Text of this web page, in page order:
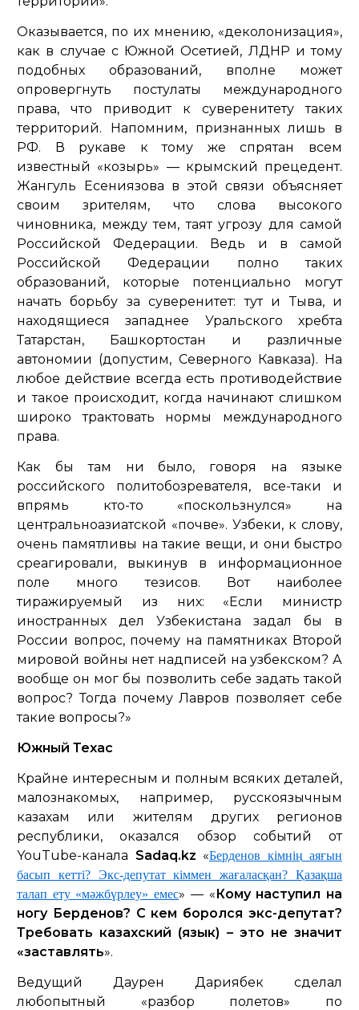
Оказывается, по их мнению, «деколонизация»,
как в случае с Южной Осетией, ЛДНР и тому
подобных образований, вполне может
опровергнуть постулаты международного
права, что приводит к суверенитету таких
территорий. Напомним, признанных лишь в
РФ. В рукаве к тому же спрятан всем
известный «козырь» — крымский прецедент.
Жангуль Есениязова в этой связи объясняет
своим зрителям, что слова высокого
чиновника, между тем, таят угрозу для самой
Российской Федерации. Ведь и в самой
Российской Федерации полно таких
образований, которые потенциально могут
начать борьбу за суверенитет: тут и Тыва, и
находящиеся западнее Уральского хребта
Татарстан, Башкортостан и различные
автономии (допустим, Северного Кавказа). На
любое действие всегда есть противодействие
и такое происходит, когда начинают слишком
широко трактовать нормы международного
права.
Как бы там ни было, говоря на языке
российского политобозревателя, все-таки и
впрямь кто-то «поскользнулся» на
центральноазиатской «почве». Узбеки, к слову,
очень памятливы на такие вещи, и они быстро
среагировали, выкинув в информационное
поле много тезисов. Вот наиболее
тиражируемый из них: «Если министр
иностранных дел Узбекистана задал бы в
России вопрос, почему на памятниках Второй
мировой войны нет надписей на узбекском? А
вообще он мог бы позволить себе задать такой
вопрос? Тогда почему Лавров позволяет себе
такие вопросы?»
Южный Техас
Крайне интересным и полным всяких деталей,
малознакомых, например, русскоязычным
казахам или жителям других регионов
республики, оказался обзор событий от
YouTube-канала Sadaq.kz «Берденов кімнің аяғын
басып кетті? Экс-депутат кіммен жағаласқан? Қазақша
талап ету «мәжбүрлеу» емес» — «Кому наступил на
ногу Берденов? С кем боролся экс-депутат?
Требовать казахский (язык) – это не значит
«заставлять».
Ведущий Даурен Дариябек сделал
любопытный «разбор полетов» по